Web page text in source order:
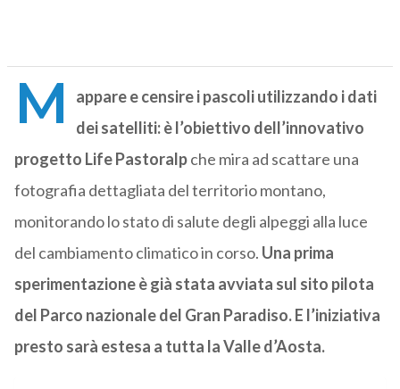
M
appare e censire i pascoli utilizzando i dati
dei satelliti: è l’obiettivo dell’innovativo
progetto Life Pastoralpche mira ad scattare una
fotografia dettagliata del territorio montano,
monitorando lo stato di salute degli alpeggi alla luce
del cambiamento climatico in corso. Una prima
sperimentazione è già stata avviata sul sito pilota
del Parco nazionale del Gran Paradiso. E l’iniziativa
presto sarà estesa a tutta la Valle d’Aosta.